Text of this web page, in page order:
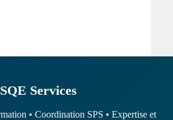
SQE Services
• Coordination SPS • Expertise et